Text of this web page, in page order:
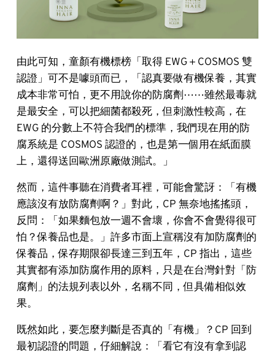
由此可知，童顏有機標榜「取得 EWG＋COSMOS 雙
認證」可不是噱頭而已，「認真要做有機保養，其實
成本非常可怕，更不用說你的防腐劑⋯⋯雖然最毒就
是最安全，可以把細菌都殺死，但刺激性較高，在
EWG 的分數上不符合我們的標準，我們現在用的防
腐系統是 COSMOS 認證的，也是第一個用在紙面膜
上，還得送回歐洲原廠做測試。」
然而，這件事聽在消費者耳裡，可能會驚訝：「有機
應該沒有放防腐劑啊？」對此，CP 無奈地搖搖頭，
反問：「如果麵包放一週不會壞，你會不會覺得很可
怕？保養品也是。」許多市面上宣稱沒有加防腐劑的
保養品，保存期限卻長達三到五年，CP 指出，這些
其實都有添加防腐作用的原料，只是在台灣針對「防
腐劑」的法規列表以外，名稱不同，但具備相似效
果。
既然如此，要怎麼判斷是否真的「有機」？CP 回到
最初認證的問題，仔細解說：「看它有沒有拿到認